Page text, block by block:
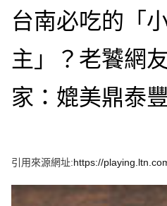
台南必吃的「
主」？老饕網
家：媲美鼎泰豐
引用來源網址:https://